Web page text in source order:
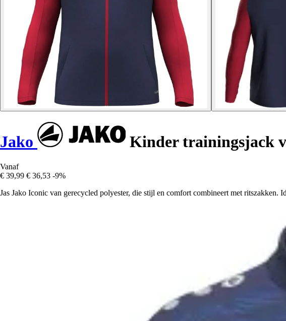
Jako Kinder trainingsjack
Vanaf
€ 39,99 € 36,53 -9%
Jas Jako Iconic van gerecycled polyester, die stijl en comfort combineert met ritszakken.